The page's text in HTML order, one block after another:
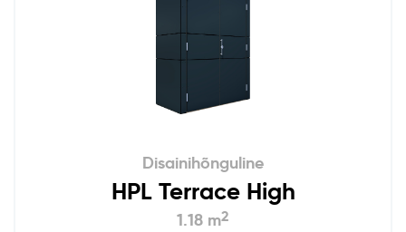
Disainihõnguline
HPL Terrace High
1.18 m2